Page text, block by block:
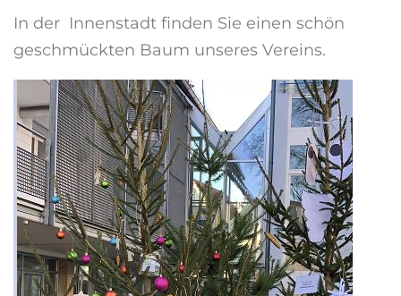
In der Innenstadt finden Sie einen schön
geschmückten Baum unseres Vereins.